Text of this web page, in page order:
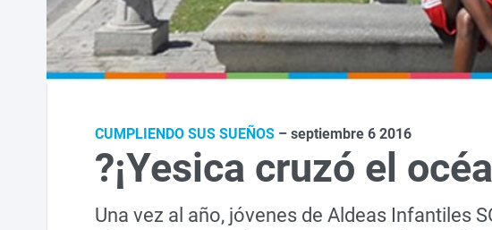
CUMPLIENDO SUS SUEÑOS – septiembre 6 2016
?¡Yesica cruzó el
Una vez al año, jóvenes de Aldeas Infantiles